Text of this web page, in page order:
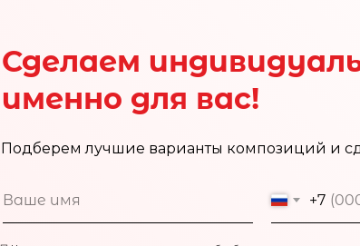
Сделаем
именно для вас!
Подберем лучшие варианты композиций и
+7